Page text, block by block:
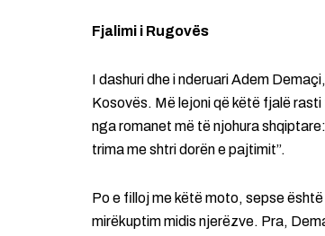
Fjalimi i Rugovës
I dashuri dhe i nderuari Adem
Kosovës. Më lejoni që këtë fjalë
nga romanet më të njohura
trima me shtri dorën e pajtimit”.
Po e filloj me këtë moto, sepse
mirëkuptim midis njerëzve. Pra,